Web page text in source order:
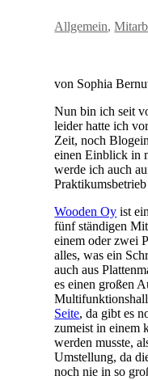
Allgemein,
von Sophia
Nun bin ich seit
leider hatte ich
Zeit, noch
einen Einblick in
werde ich auch
Wooden Oy ist
fünf ständigen
einem oder zwei
alles, was ein
auch aus
es einen großen
Seite, da gibt es
zumeist in einem
werden musste,
Umstellung, da
noch nie in so